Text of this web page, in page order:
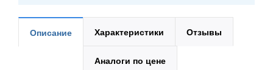
Описание Характеристики Отзывы
Аналоги по цене